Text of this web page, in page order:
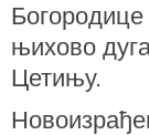
њихово
Цетињу.